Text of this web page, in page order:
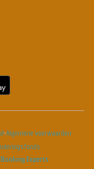
·Algemene voorwaarden
Booking Experts